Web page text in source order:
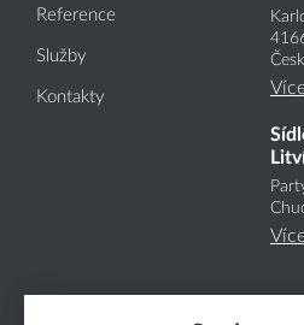
Reference
Služby
Kontakty